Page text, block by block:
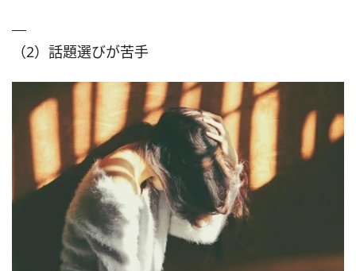
（2）話題選びが苦手